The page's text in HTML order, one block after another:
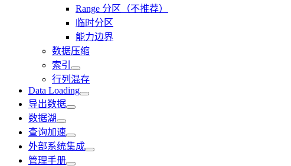
Range 分区（不推荐）
临时分区
能力边界
数据压缩
索引
行列混存
Data Loading
导出数据
数据湖
查询加速
外部系统集成
管理手册